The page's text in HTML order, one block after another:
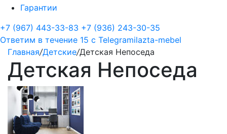
Гарантии
+7 (967) 443-33-83 +7 (936) 243-30-35
Ответим в течение 15 с Telegramilazta-mebel
Главная/Детские/Детская Непоседа
Детская Непоседа